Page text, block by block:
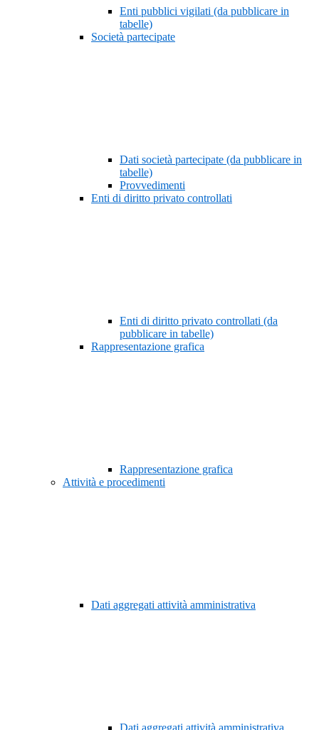
Enti pubblici vigilati (da pubblicare in
tabelle)
Società partecipate
Dati società partecipate (da pubblicare in
tabelle)
Provvedimenti
Enti di diritto privato controllati
Enti di diritto privato controllati (da
pubblicare in tabelle)
Rappresentazione grafica
Rappresentazione grafica
Attività e procedimenti
Dati aggregati attività amministrativa